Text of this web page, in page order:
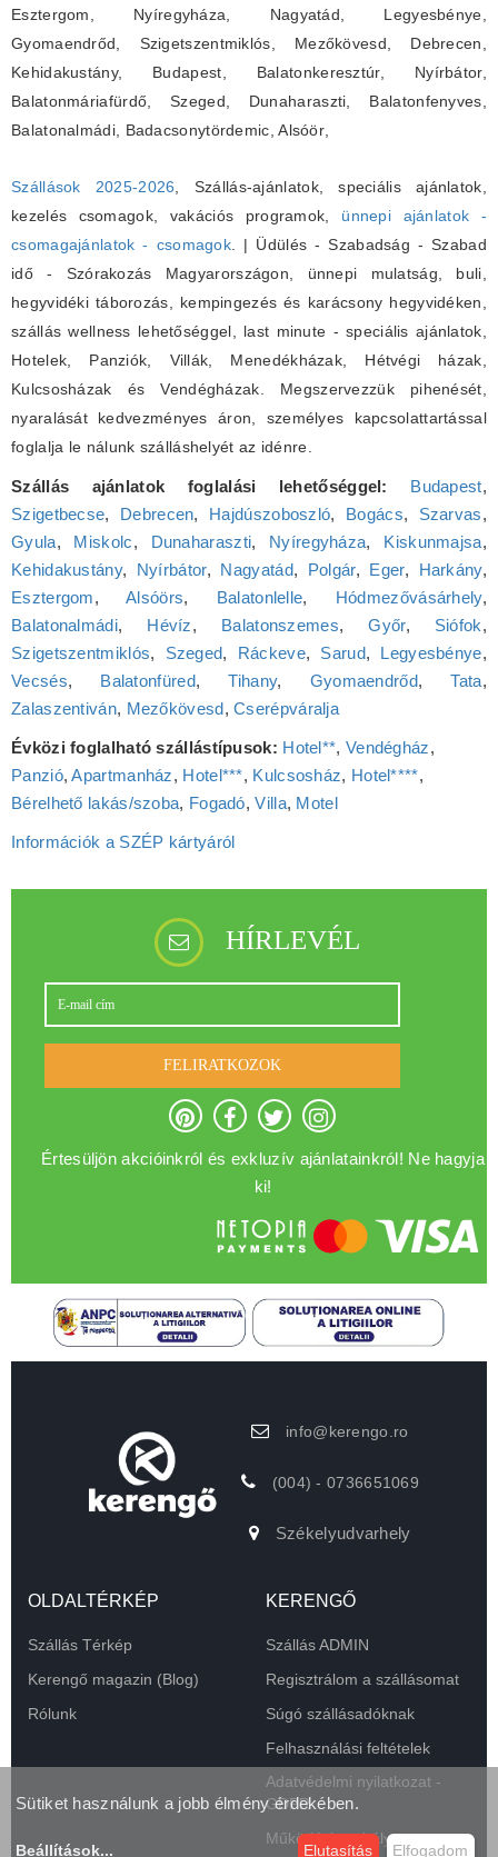
Esztergom, Nyíregyháza, Nagyatád, Legyesbénye,
Gyomaendrőd, Szigetszentmiklós, Mezőkövesd, Debrecen,
Kehidakustány, Budapest, Balatonkeresztúr, Nyírbátor,
Balatonmáriafürdő, Szeged, Dunaharaszti, Balatonfenyves,
Balatonalmádi, Badacsonytördemic, Alsóör
Szállások 2025-2026 , Szállás-ajánlatok, speciális ajánlatok,
kezelés csomagok, vakációs programok, ünnepi ajánlatok -
csomagajánlatok - csomagok . | Üdülés - Szabadság - Szabad
idő - Szórakozás Magyarországon, ünnepi mulatság, buli,
hegyvidéki táborozás, kempingezés és karácsony hegyvidéken,
szállás wellness lehetőséggel, last minute - speciális ajánlatok,
Hotelek, Panziók, Villák, Menedékházak, Hétvégi házak,
Kulcsosházak és Vendégházak. Megszervezzük pihenését,
nyaralását kedvezményes áron, személyes kapcsolattartással
foglalja le nálunk szálláshelyét az idénre.
Szállás ajánlatok foglalási lehetőséggel: Budapest,
Szigetbecse, Debrecen, Hajdúszoboszló, Bogács, Szarvas,
Gyula, Miskolc, Dunaharaszti, Nyíregyháza, Kiskunmajsa,
Kehidakustány, Nyírbátor, Nagyatád, Polgár, Eger, Harkány,
Esztergom,Alsóörs, Balatonlelle, Hódmezővásárhely,
Balatonalmádi, Hévíz, Balatonszemes,Győr, Siófok,
Szigetszentmiklós, Szeged, Ráckeve, Sarud, Legyesbénye,
Vecsés, Balatonfüred,Tihany, Gyomaendrőd,Tata,
Zalaszentiván, Mezőkövesd,Cserépváralja
Évközi foglalható szállástípusok: Hotel**, Vendégház,
Panzió,Apartmanház, Hotel***, Kulcsosház, Hotel****,
Bérelhető lakás/szoba, Fogadó,Villa, Motel
Információk a SZÉP kártyáról
HÍRLEVÉL
FELIRATKOZOK
Értesüljön akcióinkról és exkluzív ajánlatainkról! Ne hagyja
ki!
info@kerengo.ro
(004) - 0736651069
Székelyudvarhely
OLDALTÉRKÉP
Szállás Térkép
Kerengő magazin (Blog)
Rólunk
KERENGŐ
Szállás ADMIN
Regisztrálom a szállásomat
Súgó szállásadóknak
Felhasználási feltételek
Adatvédelmi nyilatkozat -
GDPR
Működési szabályzat
Sütiket használunk a jobb élmény érdekében.
Beállítások... Elutasítás Elfogadom